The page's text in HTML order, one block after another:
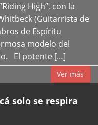
High”, con la
(Guitarrista de
de Espíritu
modelo del
El potente […]
Ver más
solo se respira